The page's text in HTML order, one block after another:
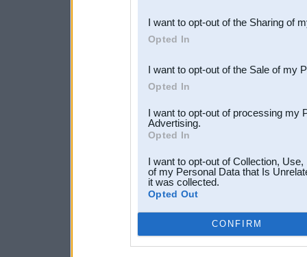
Downstream Participants
third parties.
I want to opt-out of the Sharing of
Opted In
I want to opt-out of the Sale of my
Opted In
I want to opt-out of processing my
Advertising.
Opted In
I want to opt-out of Collection,
of my Personal Data that Is
it was collected.
Opted Out
CONFIRM